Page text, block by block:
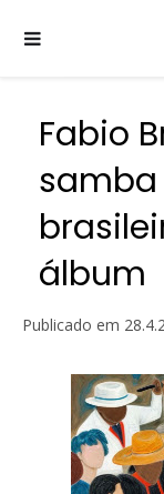
Fabio
samba
álbum
Publicado em